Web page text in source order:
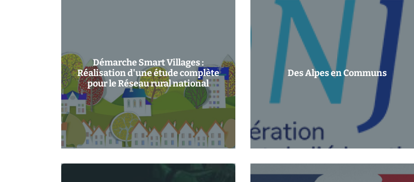
Démarche Smart Villages :
Réalisation d'une étude complète
pour le Réseau rural national
Des Alpes en Communs